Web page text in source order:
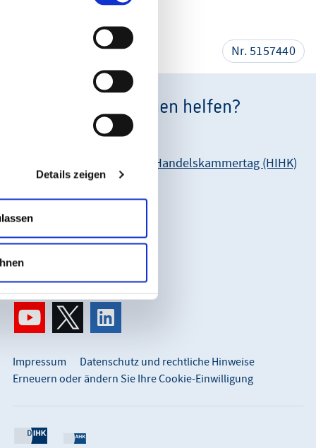
Details zeigen
Nr. 5157440
Wie können wir Ihnen helfen?
Unsere Anschrift:
Hessischer Industrie- und Handelskammertag (HIHK)
Karl-Glässing-Straße 8
65183 Wiesbaden
0611 360 115-0
Impressum
Datenschutz und rechtliche Hinweise
Erneuern oder ändern Sie Ihre Cookie-Einwilligung